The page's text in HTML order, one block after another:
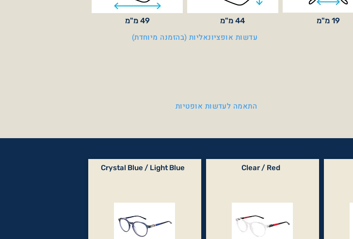
49 מ"מ 44 מ"מ
עדשות אופציונאליות (בהזמנה מיוחדת)
התאמה לעדשות אופטיות
19 מ"מ
Crystal Blue / Light Blue Clear / Red